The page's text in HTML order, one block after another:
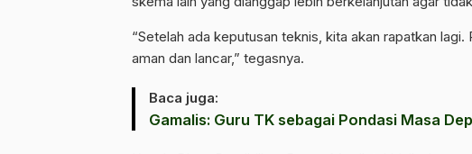
“Setelah ada keputusan teknis, kita akan rapatkan
aman dan lancar,” tegasnya.
Baca juga:
Gamalis: Guru TK sebagai Pondasi Masa